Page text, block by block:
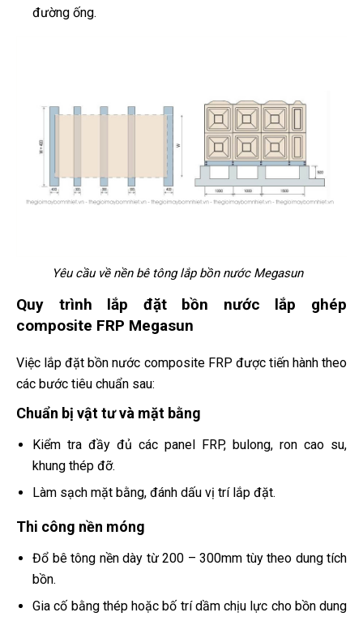
đường ống.
Yêu cầu về nền bê tông lắp bồn nước Megasun
Quy trình lắp đặt bồn nước lắp ghép
composite FRP Megasun
Việc lắp đặt bồn nước composite FRP được tiến hành theo
các bước tiêu chuẩn sau:
Chuẩn bị vật tư và mặt bằng
Kiểm tra đầy đủ các panel FRP, bulong, ron cao su,
khung thép đỡ.
Làm sạch mặt bằng, đánh dấu vị trí lắp đặt.
Thi công nền móng
Đổ bê tông nền dày từ 200 – 300mm tùy theo dung tích
bồn.
Gia cố bằng thép hoặc bố trí dầm chịu lực cho bồn dung